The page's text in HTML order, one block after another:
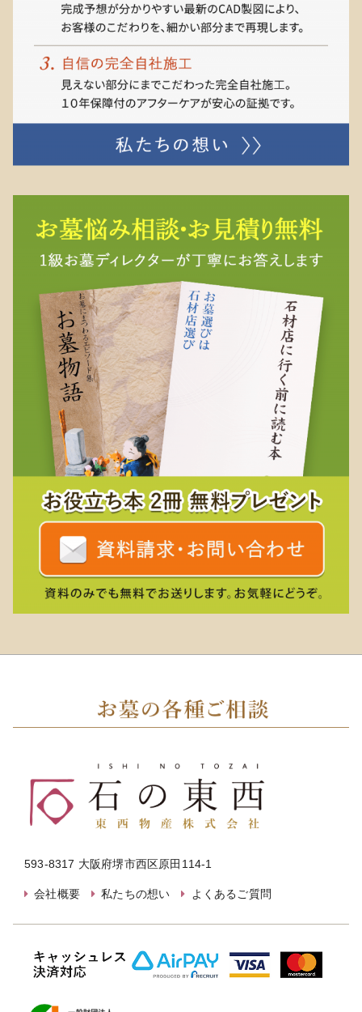
593-8317 大阪府堺市西区原田114-1
会社概要 私たちの想い よくあるご質問